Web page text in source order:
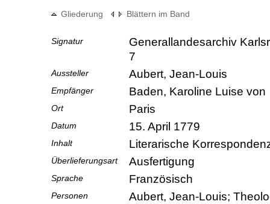
Gliederung Blättern im Band
Signatur
Generallandesarchiv
7
Aussteller Aubert, Jean-Louis
Empfänger Baden, Karoline Luise von
Ort Paris
Datum 15. April 1779
Inhalt Literarische
Überlieferungsart Ausfertigung
Sprache Französisch
Personen
Aubert, Jean-Louis;